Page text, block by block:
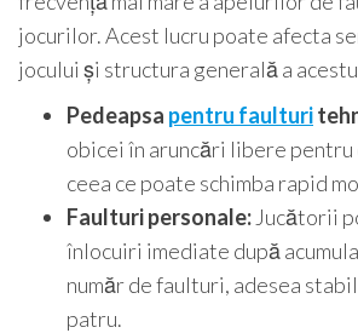
jocurilor. Acest lucru poate afecta
jocului și structura generală a
Pedeapsa pentru faulturi
obicei în aruncări libere pentru
ceea ce poate schimba rapid
Faulturi personale: Jucătorii
înlocuiri imediate după
număr de faulturi, adesea
patru.